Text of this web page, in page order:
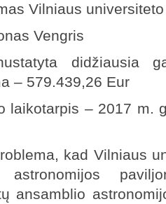
Vilniaus
Vengris
didžiausia
– 579.439,26 Eur
laikotarpis – 2017 m.
kad Vilniaus
astronomijos
ansamblio